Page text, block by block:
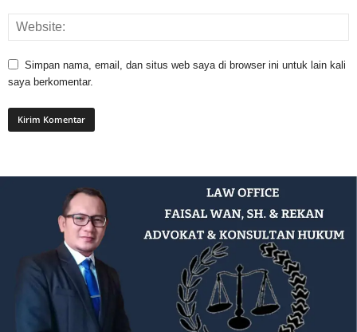
Simpan nama, email, dan situs web saya di browser ini untuk lain kali
saya berkomentar.